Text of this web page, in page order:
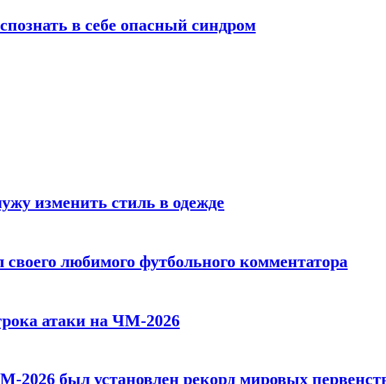
в себе опасный синдром
изменить стиль в одежде
любимого футбольного комментатора
атаки на ЧМ-2026
был установлен рекорд мировых